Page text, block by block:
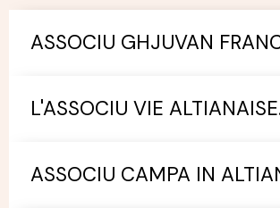
ASSOCIU GHJUVAN
L'ASSOCIU VIE
ASSOCIU CAMPA IN